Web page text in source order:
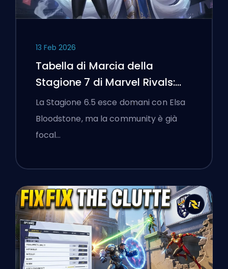
13 Feb 2026
Tabella di Marcia della
Stagione 7 di Marvel Rivals:
Black Cat, White Fox e l'Evento
Monsters Take Manhattan
La Stagione 6.5 esce domani con Elsa
Bloodstone, ma la community è già
focal…